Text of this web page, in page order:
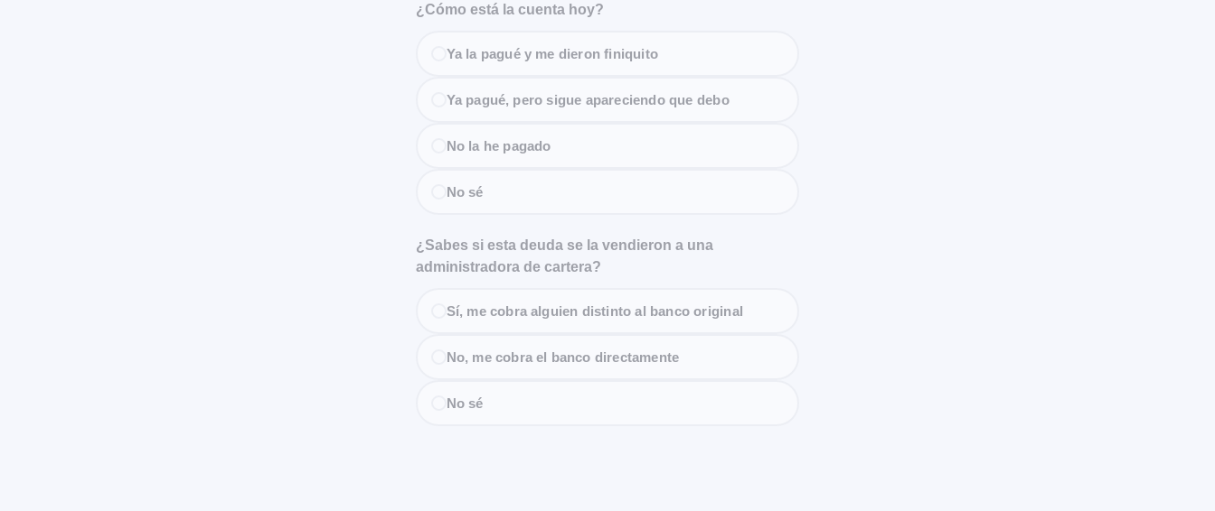
¿Cómo está la cuenta hoy?
Ya la pagué y me dieron finiquito
Ya pagué, pero sigue apareciendo que debo
No la he pagado
No sé
¿Sabes si esta deuda se la vendieron a una
administradora de cartera?
Sí, me cobra alguien distinto al banco original
No, me cobra el banco directamente
No sé